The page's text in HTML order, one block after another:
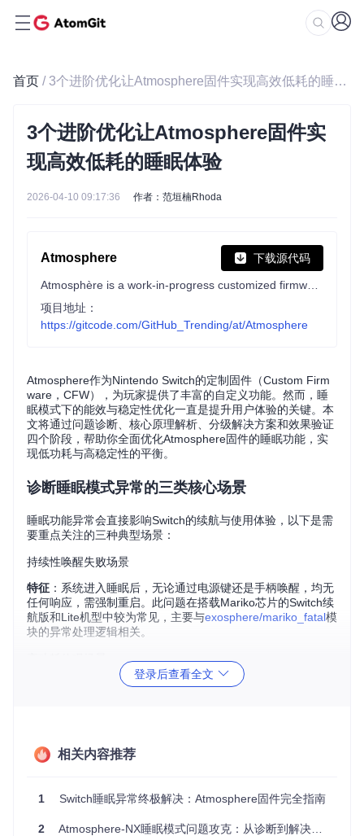
首页 / 3个进阶优化让Atmosphere固件实现高效低耗的睡眠体验
3个进阶优化让Atmosphere固件实
现高效低耗的睡眠体验
2026-04-10 09:17:36 作者：范垣楠Rhoda
Atmosphere 下载源代码
项目地址：
https://gitcode.com/GitHub_Trending/at/Atmosphere
Atmosphere作为Nintendo Switch的定制固件（Custom Firm
ware，CFW），为玩家提供了丰富的自定义功能。然而，睡
眠模式下的能效与稳定性优化一直是提升用户体验的关键。本
文将通过问题诊断、核心原理解析、分级解决方案和效果验证
四个阶段，帮助你全面优化Atmosphere固件的睡眠功能，实
现低功耗与高稳定性的平衡。
诊断睡眠模式异常的三类核心场景
睡眠功能异常会直接影响Switch的续航与使用体验，以下是需
要重点关注的三种典型场景：
持续性唤醒失败场景
特征 ：系统进入睡眠后，无论通过电源键还是手柄唤醒，均无
任何响应，需强制重启。此问题在搭载Mariko芯片的Switch续
航版和Lite机型中较为常见，主要与exosphere/mariko_fatal模
块的异常处理逻辑相关。
：休眠状态下电量消耗速度接近正常使用，8小时待机耗
条件性功能失效场景
手柄延迟或屏幕亮度调节失效。这类问题通常与mesosphere/
关。
登录后查看全文
相关内容推荐
1 Switch睡眠异常终极解决：Atmosphere固件完全指南
2 Atmosphere-NX睡眠模式问题攻克：从诊断到解决的实战指南